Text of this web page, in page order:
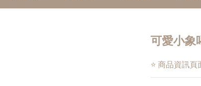
可愛小象
⭐ 商品資訊